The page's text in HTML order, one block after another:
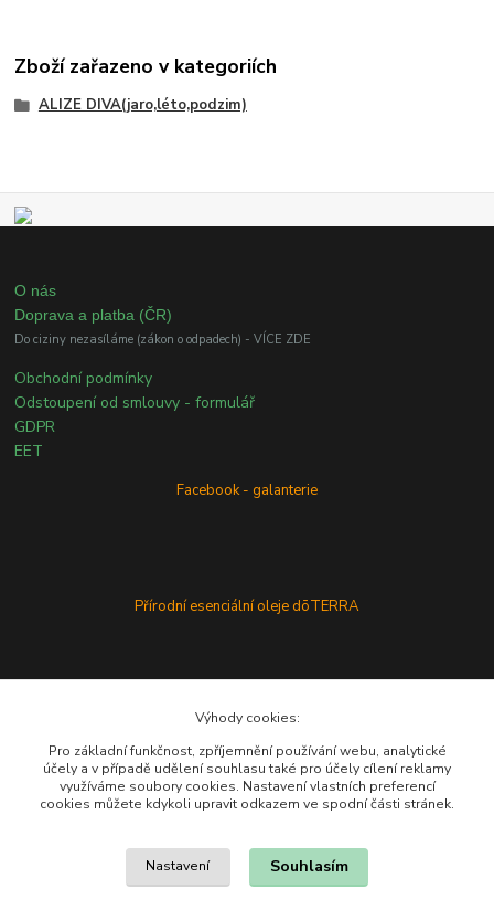
Zboží zařazeno v kategoriích
ALIZE DIVA(jaro,léto,podzim)
O nás
Doprava a platba (ČR)
Do ciziny nezasíláme (zákon o odpadech) - VÍCE ZDE
Obchodní podmínky
Odstoupení od smlouvy - formulář
GDPR
EET
Facebook - galanterie
Přírodní esenciální oleje dōTERRA
Výhody cookies:
Pro základní funkčnost, zpříjemnění používání webu, analytické
účely a v případě udělení souhlasu také pro účely cílení reklamy
využíváme soubory cookies. Nastavení vlastních preferencí
cookies můžete kdykoli upravit odkazem ve spodní části stránek.
Nastavení Souhlasím